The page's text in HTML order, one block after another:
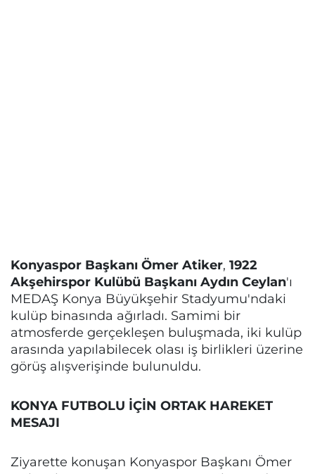
Konyaspor Başkanı Ömer Atiker, 1922
Akşehirspor Kulübü Başkanı Aydın Ceylan'ı
MEDAŞ Konya Büyükşehir Stadyumu'ndaki
kulüp binasında ağırladı. Samimi bir
atmosferde gerçekleşen buluşmada, iki kulüp
arasında yapılabilecek olası iş birlikleri üzerine
görüş alışverişinde bulunuldu.
KONYA FUTBOLU İÇİN ORTAK HAREKET
MESAJI
Ziyarette konuşan Konyaspor Başkanı Ömer